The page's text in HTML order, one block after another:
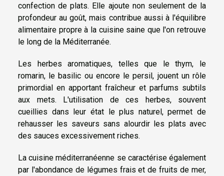
confection de plats. Elle ajoute non seulement de la
profondeur au goût, mais contribue aussi à l'équilibre
alimentaire propre à la cuisine saine que l'on retrouve
le long de la Méditerranée.
Les herbes aromatiques, telles que le thym, le
romarin, le basilic ou encore le persil, jouent un rôle
primordial en apportant fraîcheur et parfums subtils
aux mets. L'utilisation de ces herbes, souvent
cueillies dans leur état le plus naturel, permet de
rehausser les saveurs sans alourdir les plats avec
des sauces excessivement riches.
La cuisine méditerranéenne se caractérise également
par l'abondance de légumes frais et de fruits de mer,